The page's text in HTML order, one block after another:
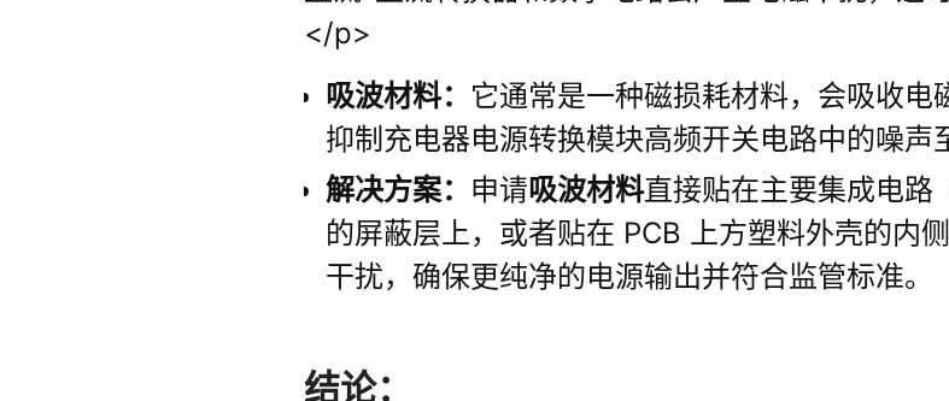
</p>
吸波材料： 它通常是一种磁损耗材料，会吸收电
抑制充电器电源转换模块高频开关电路中的噪声
解决方案： 申请吸波材料直接贴在主要集成电路
的屏蔽层上，或者贴在 PCB 上方塑料外壳的内
干扰，确保更纯净的电源输出并符合监管标准。
结论：